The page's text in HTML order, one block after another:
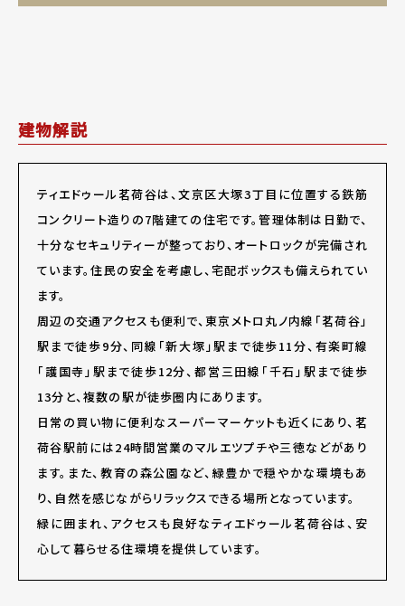
建物解説
ティエドゥール茗荷谷は、文京区大塚3丁目に位置する鉄筋
コンクリート造りの7階建ての住宅です。管理体制は日勤で、
十分なセキュリティーが整っており、オートロックが完備され
ています。住民の安全を考慮し、宅配ボックスも備えられてい
ます。
周辺の交通アクセスも便利で、東京メトロ丸ノ内線「茗荷谷」
駅まで徒歩9分、同線「新大塚」駅まで徒歩11分、有楽町線
「護国寺」駅まで徒歩12分、都営三田線「千石」駅まで徒歩
13分と、複数の駅が徒歩圏内にあります。
日常の買い物に便利なスーパーマーケットも近くにあり、茗
荷谷駅前には24時間営業のマルエツプチや三徳などがあり
ます。また、教育の森公園など、緑豊かで穏やかな環境もあ
り、自然を感じながらリラックスできる場所となっています。
緑に囲まれ、アクセスも良好なティエドゥール茗荷谷は、安
心して暮らせる住環境を提供しています。